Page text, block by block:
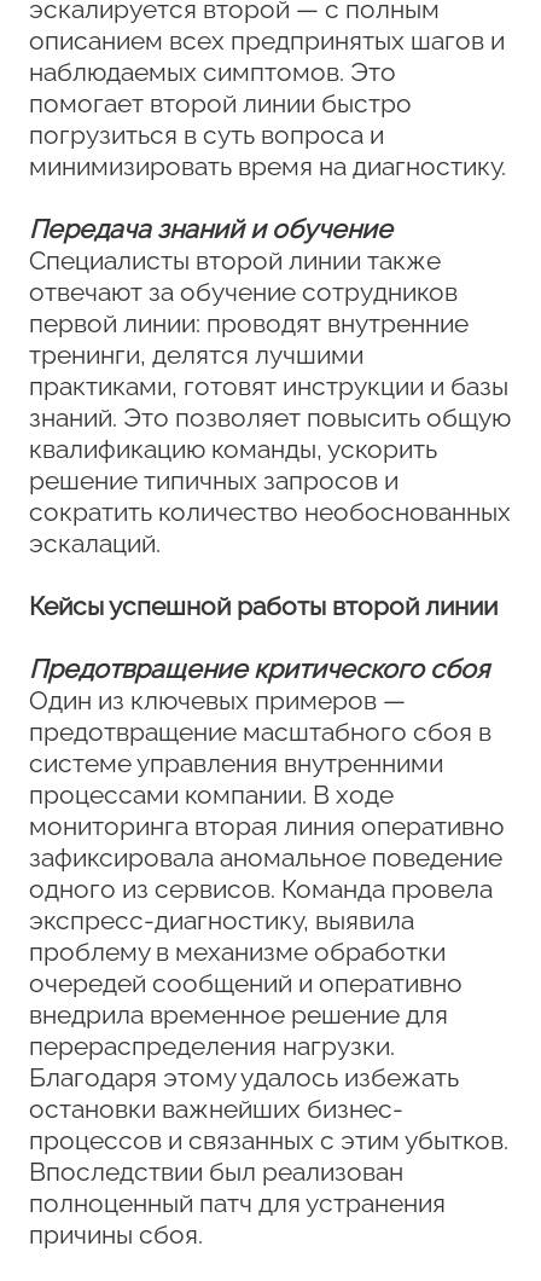
эскалируется второй — с полным
описанием всех предпринятых шагов и
наблюдаемых симптомов. Это
помогает второй линии быстро
погрузиться в суть вопроса и
минимизировать время на диагностику.
Передача знаний и обучение
Специалисты второй линии также
отвечают за обучение сотрудников
первой линии: проводят внутренние
тренинги, делятся лучшими
практиками, готовят инструкции и базы
знаний. Это позволяет повысить общую
квалификацию команды, ускорить
решение типичных запросов и
сократить количество необоснованных
эскалаций.
Кейсы успешной работы второй линии
Предотвращение критического сбоя
Один из ключевых примеров —
предотвращение масштабного сбоя в
системе управления внутренними
процессами компании. В ходе
мониторинга вторая линия оперативно
зафиксировала аномальное поведение
одного из сервисов. Команда провела
экспресс-диагностику, выявила
проблему в механизме обработки
очередей сообщений и оперативно
внедрила временное решение для
перераспределения нагрузки.
Благодаря этому удалось избежать
остановки важнейших бизнес-
процессов и связанных с этим убытков.
Впоследствии был реализован
полноценный патч для устранения
причины сбоя.